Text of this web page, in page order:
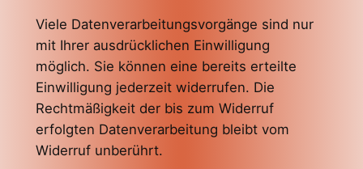
Viele Datenverarbeitungsvorgänge sind nur
mit Ihrer ausdrücklichen Einwilligung
möglich. Sie können eine bereits erteilte
Einwilligung jederzeit widerrufen. Die
Rechtmäßigkeit der bis zum Widerruf
erfolgten Datenverarbeitung bleibt vom
Widerruf unberührt.